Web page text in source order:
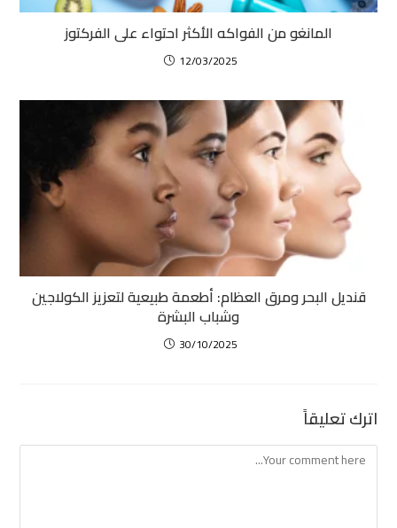
المانغو من الفواكه الأكثر احتواء على الفركتوز
12/03/2025
قنديل البحر ومرق العظام: أطعمة طبيعية لتعزيز الكولاجين
وشباب البشرة
30/10/2025
اترك تعليقاً